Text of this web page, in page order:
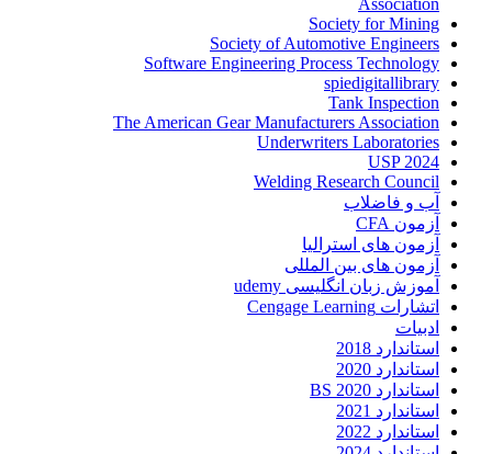
Association
Society for Mining
Society of Automotive Engineers
Software Engineering Process Technology
spiedigitallibrary
Tank Inspection
The American Gear Manufacturers Association
Underwriters Laboratories
USP 2024
Welding Research Council
آب و فاضلاب
آزمون CFA
آزمون های استرالیا
آزمون های بین المللی
آموزش زبان انگلیسی udemy
اتشارات Cengage Learning
ادبیات
استاندارد 2018
استاندارد 2020
استاندارد 2020 BS
استاندارد 2021
استاندارد 2022